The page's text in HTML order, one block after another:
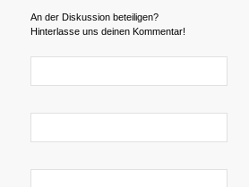
An der Diskussion beteiligen?
Hinterlasse uns deinen Kommentar!